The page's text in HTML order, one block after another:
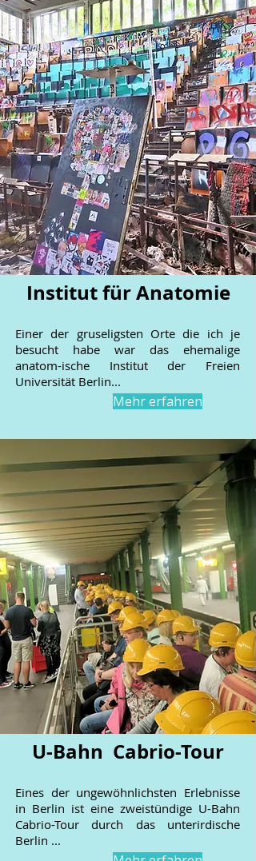
Institut für Anatomie
Einer der gruseligsten Orte die ich je
besucht habe war das ehemalige
anatom-ische Institut der Freien
Universität Berlin...
Mehr erfahren
U-Bahn Cabrio-Tour
Eines der ungewöhnlichsten Erlebnisse
in Berlin ist eine zweistündige U-Bahn
Cabrio-Tour durch das unterirdische
Berlin ...